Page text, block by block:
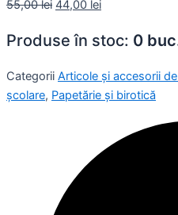
55,00lei 44,00 lei
Produse în stoc: 0
Categorii Articole și accesorii
școlare, Papetărie și birotică